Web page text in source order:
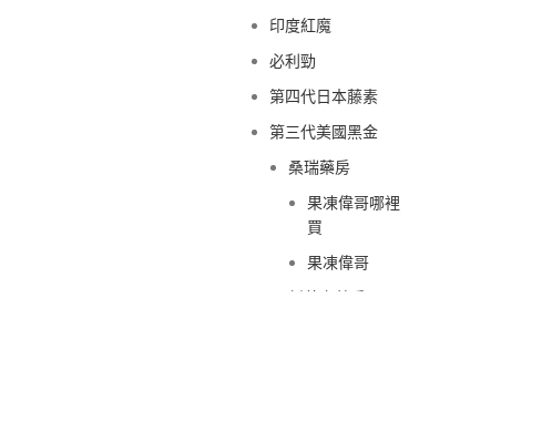
印度紅魔
必利勁
第四代日本藤素
第三代美國黑金
桑瑞藥房
果凍偉哥哪裡
買
果凍偉哥
新義安藥房